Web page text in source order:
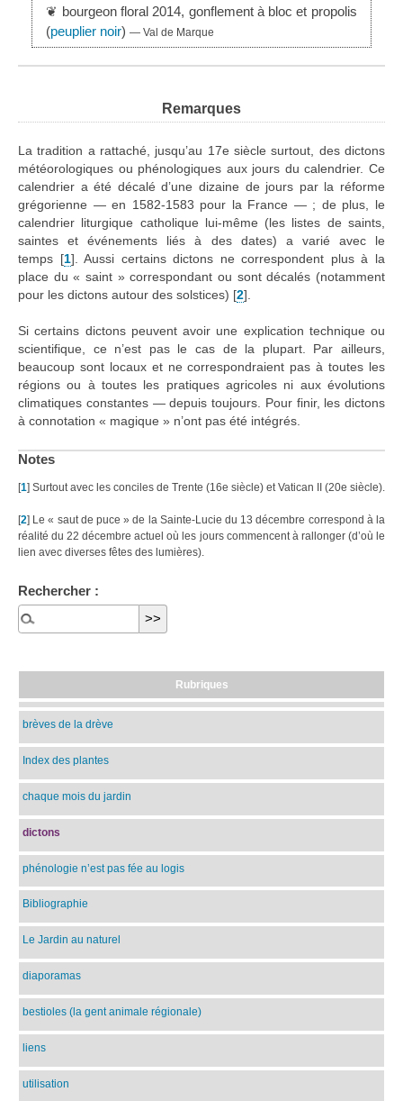
❦ bourgeon floral 2014, gonflement à bloc et propolis
(peuplier noir)— Val de Marque
Remarques
La tradition a rattaché, jusqu’au 17e siècle surtout, des dictons
météorologiques ou phénologiques aux jours du calendrier. Ce
calendrier a été décalé d’une dizaine de jours par la réforme
grégorienne — en 1582-1583 pour la France — ; de plus, le
calendrier liturgique catholique lui-même (les listes de saints,
saintes et événements liés à des dates) a varié avec le
temps [1] . Aussi certains dictons ne correspondent plus à la
place du « saint » correspondant ou sont décalés (notamment
pour les dictons autour des solstices) [2]
Si certains dictons peuvent avoir une explication technique ou
scientifique, ce n’est pas le cas de la plupart. Par ailleurs,
beaucoup sont locaux et ne correspondraient pas à toutes les
régions ou à toutes les pratiques agricoles ni aux évolutions
climatiques constantes — depuis toujours. Pour finir, les dictons
à connotation « magique » n’ont pas été intégrés.
Notes
[1] Surtout avec les conciles de Trente (16e siècle) et Vatican II (20e siècle).
[2] Le « saut de puce » de la Sainte-Lucie du 13 décembre correspond à la
réalité du 22 décembre actuel où les jours commencent à rallonger (d’où le
lien avec diverses fêtes des lumières).
Rechercher :
Rubriques
brèves de la drève
Index des plantes
chaque mois du jardin
dictons
phénologie n’est pas fée au logis
Bibliographie
Le Jardin au naturel
diaporamas
bestioles (la gent animale régionale)
liens
utilisation